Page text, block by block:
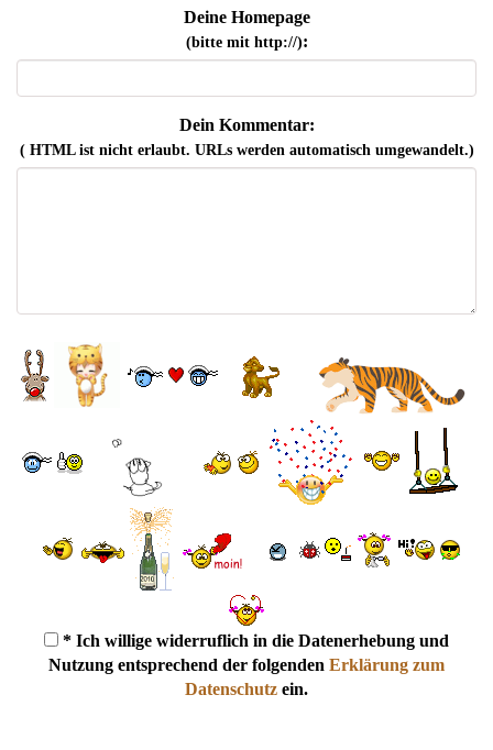
Deine Homepage
(bitte mit http://):
Dein Kommentar:
( HTML ist nichterlaubt. URLs werden automatisch umgewandelt.)
* Ich willige widerruflich in die Datenerhebung und
Nutzung entsprechend der folgenden Erklärung zum
Datenschutz ein.